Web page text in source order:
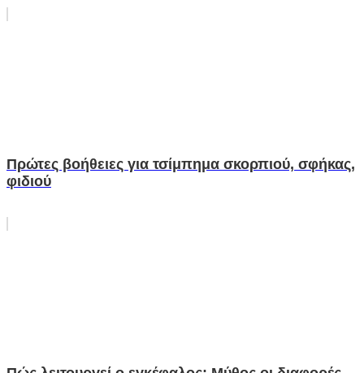
Πρώτες βοήθειες για τσίμπημα σκορπιού, σφήκας,
φιδιού